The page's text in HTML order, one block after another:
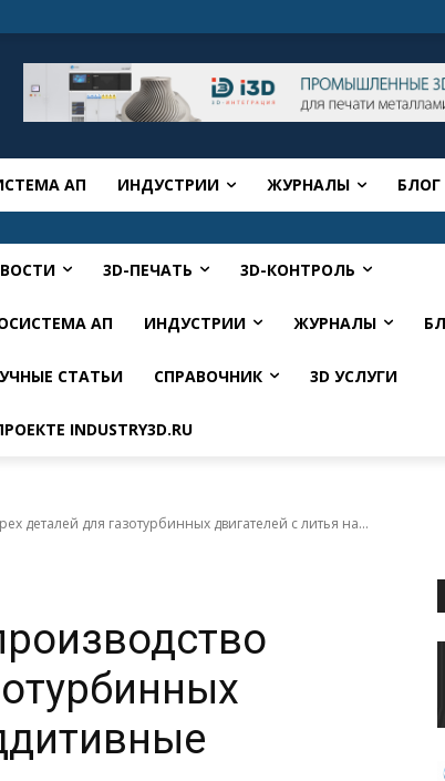
АП ИНДУСТРИИ ЖУРНАЛЫ БЛОГ
3D-ПЕЧАТЬ 3D-КОНТРОЛЬ
АП ИНДУСТРИИ ЖУРНАЛЫ
СТАТЬИ СПРАВОЧНИК 3D УСЛУГИ
INDUSTRY3D.RU
деталей для газотурбинных двигателей с литья на...